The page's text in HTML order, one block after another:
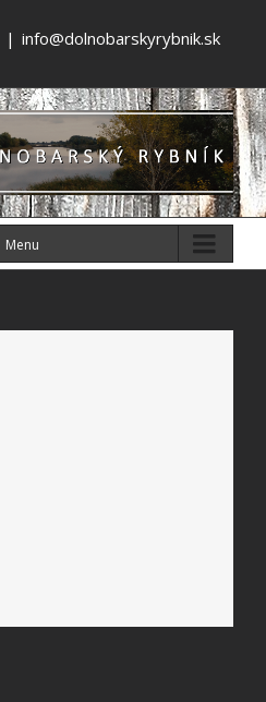
| info@dolnobarskyrybnik.sk
Menu